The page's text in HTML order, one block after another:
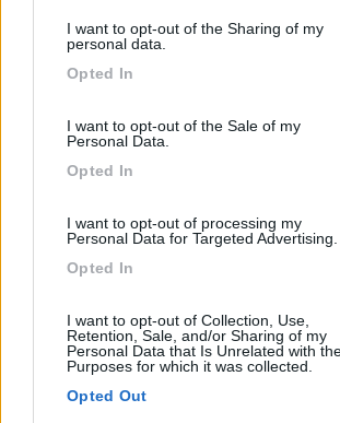
not limited to your visit or usage behaviour.
grant or deny consent to Google and its
use your data for below specified purposes
I want to opt-out of the Sharing of my
personal data.
Opted In
I want to opt-out of the Sale of my
Personal Data.
Opted In
I want to opt-out of processing my
Personal Data for Targeted Advertising.
Opted In
I want to opt-out of Collection, Use,
Retention, Sale, and/or Sharing of my
Personal Data that Is Unrelated with
Purposes for which it was collected.
Opted Out
Campeggio
0
Servizi / Posizione
Torrazzo (BI) - 23.6km
Via Burolo, 4